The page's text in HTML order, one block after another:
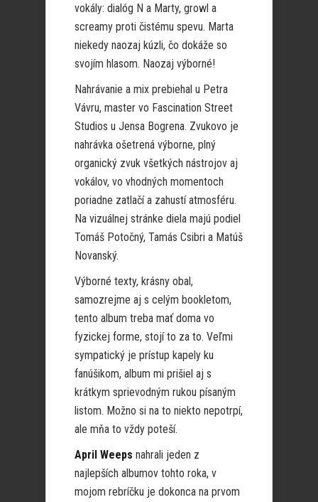
vokály: dialóg N a Marty, growl a
screamy proti čistému spevu. Marta
niekedy naozaj kúzli, čo dokáže so
svojím hlasom. Naozaj výborné!
Nahrávanie a mix prebiehal u Petra
Vávru, master vo Fascination Street
Studios u Jensa Bogrena. Zvukovo je
nahrávka ošetrená výborne, plný
organický zvuk všetkých nástrojov aj
vokálov, vo vhodných momentoch
poriadne zatlačí a zahustí atmosféru.
Na vizuálnej stránke diela majú podiel
Tomáš Potočný, Tamás Csibri a Matúš
Novanský.
Výborné texty, krásny obal,
samozrejme aj s celým bookletom,
tento album treba mať doma vo
fyzickej forme, stojí to za to. Veľmi
sympatický je prístup kapely ku
fanúšikom, album mi prišiel aj s
krátkym sprievodným rukou písaným
listom. Možno si na to niekto nepotrpí,
ale mňa to vždy poteší.
April Weeps nahrali jeden z
najlepších albumov tohto roka, v
mojom rebríčku je dokonca na prvom